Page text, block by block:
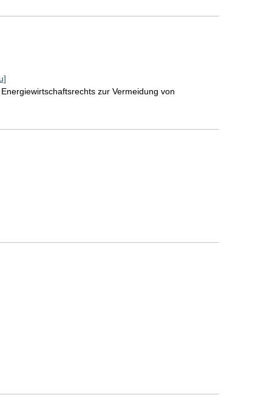
zur Vermeidung von